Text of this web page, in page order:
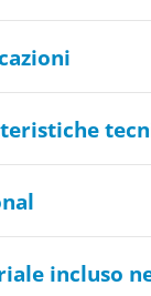
incluso